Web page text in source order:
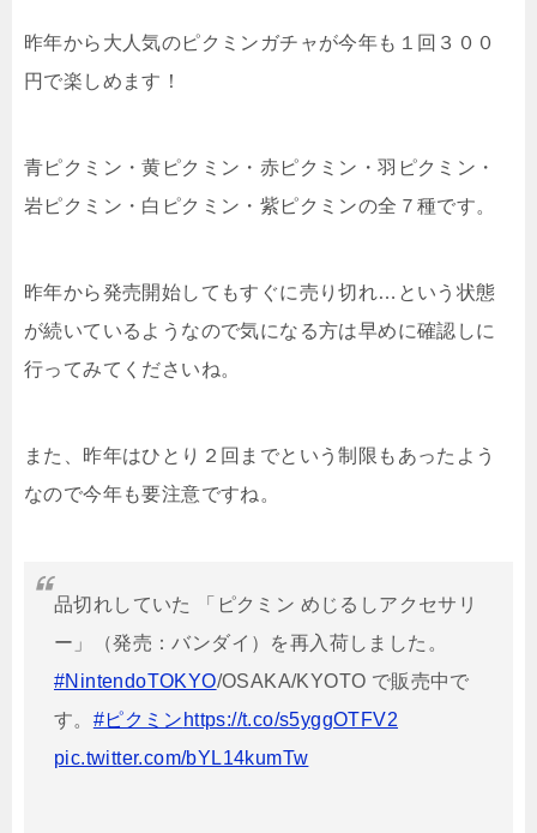
昨年から大人気のピクミンガチャが今年も１回３００
円で楽しめます！
青ピクミン・黄ピクミン・赤ピクミン・羽ピクミン・
岩ピクミン・白ピクミン・紫ピクミンの全７種です。
昨年から発売開始してもすぐに売り切れ…という状態
が続いているようなので気になる方は早めに確認しに
行ってみてくださいね。
また、昨年はひとり２回までという制限もあったよう
なので今年も要注意ですね。
品切れしていた 「ピクミン めじるしアクセサリ
ー」（発売：バンダイ）を再入荷しました。
#NintendoTOKYO/OSAKA/KYOTO で販売中で
す。 #ピクミン https://t.co/s5yggOTFV2
pic.twitter.com/bYL14kumTw